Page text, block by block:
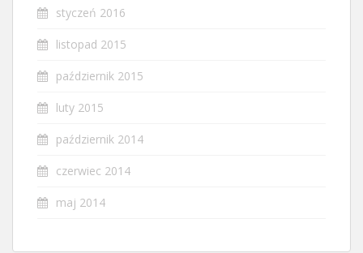
styczeń 2016
listopad 2015
październik 2015
luty 2015
październik 2014
czerwiec 2014
maj 2014